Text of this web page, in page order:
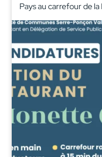
Pays au carrefour de